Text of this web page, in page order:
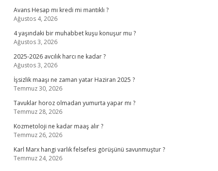
Avans Hesap mı kredi mi mantıklı ?
Ağustos 4, 2026
4 yaşındaki bir muhabbet kuşu konuşur mu ?
Ağustos 3, 2026
2025-2026 avcılık harcı ne kadar ?
Ağustos 3, 2026
İşsizlik maaşı ne zaman yatar Haziran 2025 ?
Temmuz 30, 2026
Tavuklar horoz olmadan yumurta yapar mı ?
Temmuz 28, 2026
Kozmetoloji ne kadar maaş alır ?
Temmuz 26, 2026
Karl Marx hangi varlık felsefesi görüşünü savunmuştur ?
Temmuz 24, 2026